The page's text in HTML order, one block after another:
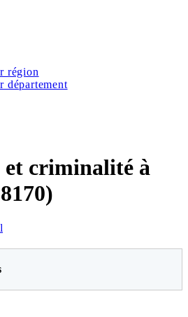
région
département
et criminalité à